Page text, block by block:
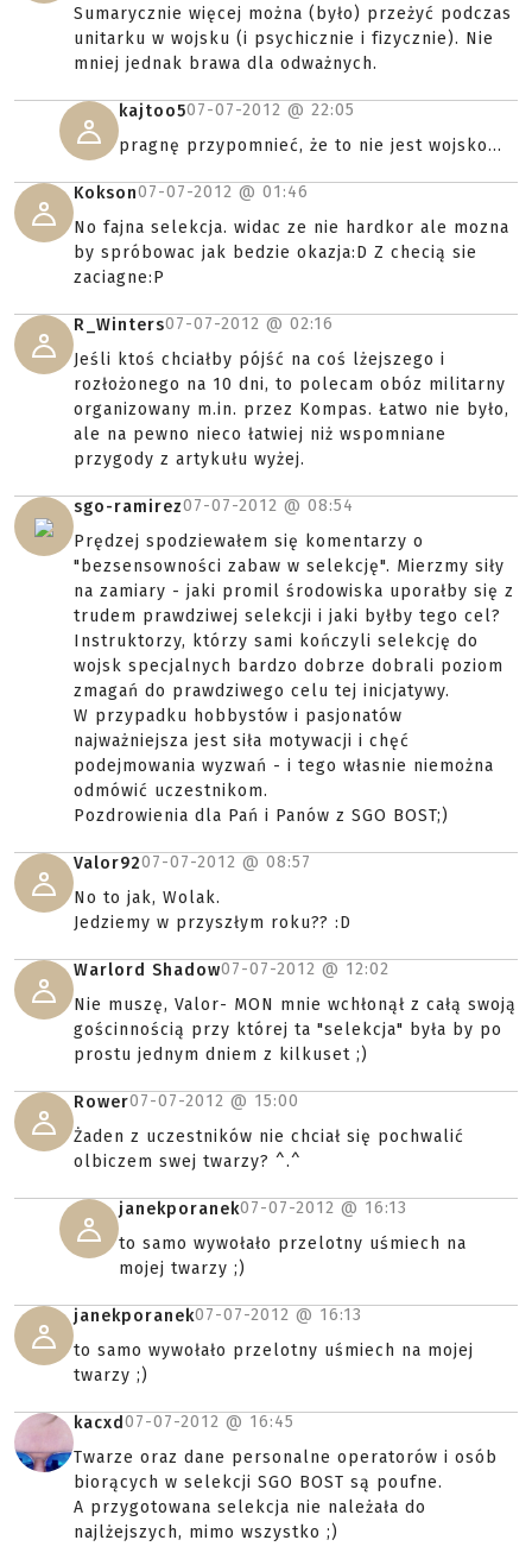
Sumarycznie więcej można (było) przeżyć podczas
unitarku w wojsku (i psychicznie i fizycznie). Nie
mniej jednak brawa dla odważnych.
kajtoo507-07-2012 @ 22:05
pragnę przypomnieć, że to nie jest wojsko...
Kokson07-07-2012 @ 01:46
No fajna selekcja. widac ze nie hardkor ale mozna
by spróbowac jak bedzie okazja:D Z checią sie
zaciagne:P
R_Winters07-07-2012 @ 02:16
Jeśli ktoś chciałby pójść na coś lżejszego i
rozłożonego na 10 dni, to polecam obóz militarny
organizowany m.in. przez Kompas. Łatwo nie było,
ale na pewno nieco łatwiej niż wspomniane
przygody z artykułu wyżej.
sgo-ramirez07-07-2012 @ 08:54
Prędzej spodziewałem się komentarzy o
"bezsensowności zabaw w selekcję". Mierzmy siły
na zamiary - jaki promil środowiska uporałby się z
trudem prawdziwej selekcji i jaki byłby tego cel?
Instruktorzy, którzy sami kończyli selekcję do
wojsk specjalnych bardzo dobrze dobrali poziom
zmagań do prawdziwego celu tej inicjatywy.
W przypadku hobbystów i pasjonatów
najważniejsza jest siła motywacji i chęć
podejmowania wyzwań - i tego własnie niemożna
odmówić uczestnikom.
Pozdrowienia dla Pań i Panów z SGO BOST;)
Valor9207-07-2012 @ 08:57
No to jak, Wolak.
Jedziemy w przyszłym roku?? :D
Warlord Shadow07-07-2012 @ 12:02
Nie muszę, Valor- MON mnie wchłonął z całą swoją
gościnnością przy której ta "selekcja" była by po
prostu jednym dniem z kilkuset ;)
Rower07-07-2012 @ 15:00
Żaden z uczestników nie chciał się pochwalić
olbiczem swej twarzy? ^.^
janekporanek07-07-2012 @ 16:13
to samo wywołało przelotny uśmiech na
mojej twarzy ;)
janekporanek07-07-2012 @ 16:13
to samo wywołało przelotny uśmiech na mojej
twarzy ;)
kacxd07-07-2012 @ 16:45
Twarze oraz dane personalne operatorów i osób
biorących w selekcji SGO BOST są poufne.
A przygotowana selekcja nie należała do
najlżejszych, mimo wszystko ;)